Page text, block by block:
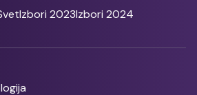
Izbori 2023Izbori 2024